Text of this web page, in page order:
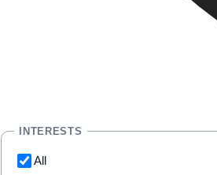
INTERESTS
All